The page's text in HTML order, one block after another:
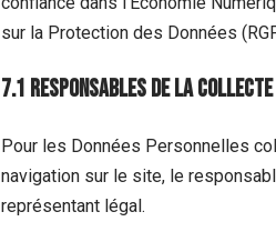
sur la Protection des Données
7.1 Responsables de la
Pour les Données Personnelles
navigation sur le site, le
représentant légal.